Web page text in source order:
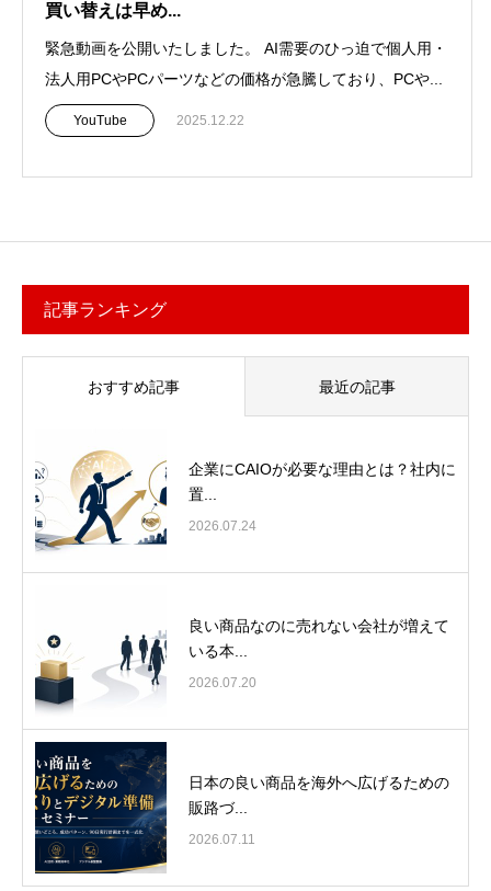
買い替えは早め...
緊急動画を公開いたしました。 AI需要のひっ迫で個人用・
法人用PCやPCパーツなどの価格が急騰しており、PCや...
YouTube 2025.12.22
記事ランキング
おすすめ記事 最近の記事
企業にCAIOが必要な理由とは？社内に
置...
2026.07.24
良い商品なのに売れない会社が増えて
いる本...
2026.07.20
日本の良い商品を海外へ広げるための
販路づ...
2026.07.11